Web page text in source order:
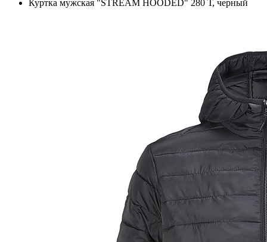
Куртка мужская "STREAM HOODED" 280 Т, черный